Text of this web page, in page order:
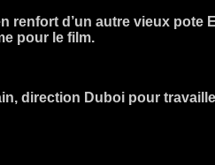
renfort d’un autre vieux
pour le film.
direction Duboi pour